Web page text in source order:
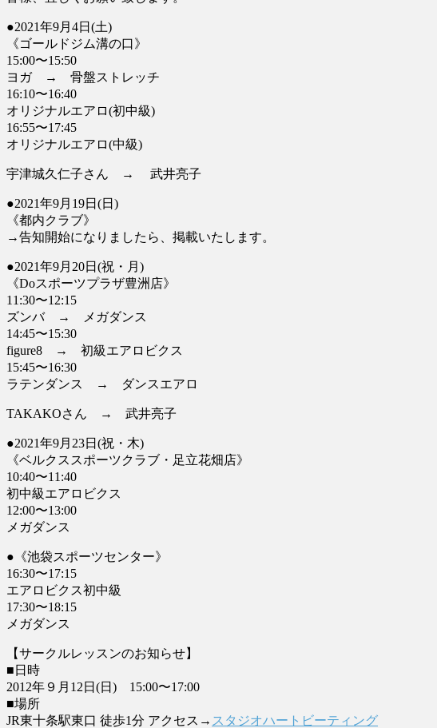
●2021年9月4日(土)
《ゴールドジム溝の口》
15:00〜15:50
ヨガ → 骨盤ストレッチ
16:10〜16:40
オリジナルエアロ(初中級)
16:55〜17:45
オリジナルエアロ(中級)
宇津城久仁子さん → 武井亮子
●2021年9月19日(日)
《都内クラブ》
→告知開始になりましたら、掲載いたします。
●2021年9月20日(祝・月)
《Doスポーツプラザ豊洲店》
11:30〜12:15
ズンバ → メガダンス
14:45〜15:30
figure8 → 初級エアロビクス
15:45〜16:30
ラテンダンス → ダンスエアロ
TAKAKOさん → 武井亮子
●2021年9月23日(祝・木)
《ベルクススポーツクラブ・足立花畑店》
10:40〜11:40
初中級エアロビクス
12:00〜13:00
メガダンス
●《池袋スポーツセンター》
16:30〜17:15
エアロビクス初中級
17:30〜18:15
メガダンス
【サークルレッスンのお知らせ】
■日時
2012年９月12日(日) 15:00〜17:00
■場所
JR東十条駅東口 徒歩1分 アクセス→ スタジオハートビーティング